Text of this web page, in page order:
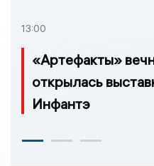
13:00
«Артефакты»
открылась
Инфантэ